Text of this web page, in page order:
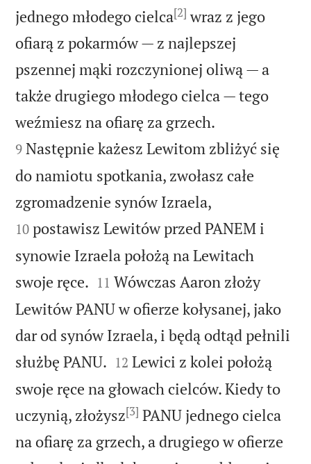
jednego młodego cielca[2] wraz z jego
ofiarą z pokarmów — z najlepszej
pszennej mąki rozczynionej oliwą — a
także drugiego młodego cielca — tego
weźmiesz na ofiarę za grzech.
9 Następnie każesz Lewitom zbliżyć się
do namiotu spotkania, zwołasz całe
zgromadzenie synów Izraela,
10 postawisz Lewitów przed PANEM i
synowie Izraela położą na Lewitach
swoje ręce. 

11 Wówczas Aaron złoży
Lewitów PANU w ofierze kołysanej, jako
dar od synów Izraela, i będą odtąd pełnili
służbę PANU. 

12 Lewici z kolei położą
swoje ręce na głowach cielców. Kiedy to
uczynią, złożysz[3] PANU jednego cielca
na ofiarę za grzech, a drugiego w ofierze